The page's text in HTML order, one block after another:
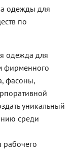
одежды для
по
одежда для
фирменного
фасоны,
уникальный
среди